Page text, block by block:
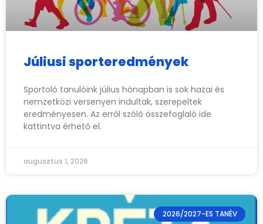
Júliusi sporteredmények
Sportoló tanulóink július hónapban is sok hazai és
nemzetközi versenyen indultak, szerepeltek
eredményesen. Az erről szóló összefoglaló ide
kattintva érhető el.
augusztus 1, 2026
2026/2027-ES TANÉV